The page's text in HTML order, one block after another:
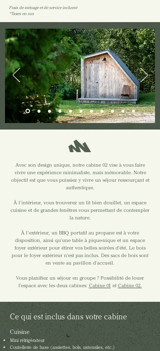
Frais de ménage et de service incluent
*Taxes en sus
Avec son design unique, notre cabine 02 vise à vous faire
vivre une expérience minimaliste, mais mémorable. Notre
objectif est que vous puissiez y vivre un séjour ressourçant et
authentique.
À l’intérieur, vous trouverez un lit bien douillet, un espace
cuisine et de grandes fenêtres vous permettant de contempler
la nature.
À l’extérieur, un BBQ portatif au propane est à votre
disposition, ainsi qu'une table à pique-nique et un espace
foyer extérieur pour étirer vos belles soirées d'été. Le bois
pour le foyer extérieur n'est pas inclus. Des sacs de bois sont
en vente au pavillon d'accueil.
Vous planifiez un séjour en groupe ? Possibilité de louer
l'espace avec les deux cabines: Cabine 01 et Cabine 02.
Ce qui est inclus dans votre cabine
Cuisine
Mini réfrigérateur
Coutellerie de base (assiettes, bols, ustensiles, etc.)